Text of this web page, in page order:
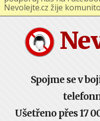
Spojme se v
Ušetřeno přes 17
podporuj nás na
Nevolejte.cz žije